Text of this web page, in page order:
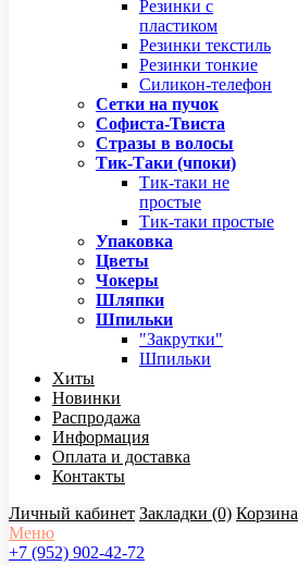
Резинки с
пластиком
Резинки текстиль
Резинки тонкие
Силикон-телефон
Сетки на пучок
Софиста-Твиста
Стразы в волосы
Тик-Таки (чпоки)
Тик-таки не
простые
Тик-таки простые
Упаковка
Цветы
Чокеры
Шляпки
Шпильки
"Закрутки"
Шпильки
Хиты
Новинки
Распродажа
Информация
Оплата и доставка
Контакты
Личный кабинет Закладки (0) Корзина
Меню
+7 (952) 902-42-72